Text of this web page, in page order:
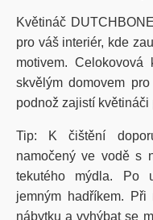
Květináč
pro váš interiér, kde
motivem.
skvělým domovem
podnož zajistí květináči
Tip: K čištění
namočený ve vodě s
tekutého mýdla. Po
jemným hadříkem.
nábytku a vyhýbat se